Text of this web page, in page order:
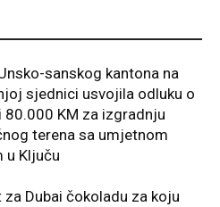
sanskog kantona na
sjednici usvojila odluku o
80.000 KM za izgradnju
terena sa umjetnom
u Ključu
za Dubai čokoladu za koju